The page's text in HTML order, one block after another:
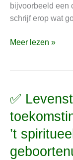
bijvoorbeeld een
schrijf erop wat
Meer lezen »
✅
’t
✅
training
is